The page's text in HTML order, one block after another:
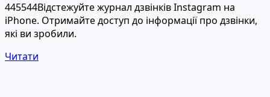
445544Відстежуйте журнал дзвінків Instagram на
iPhone. Отримайте доступ до інформації про дзвінки,
які ви зробили.
Читати